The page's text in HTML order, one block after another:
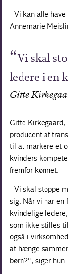
- Vi kan alle
Annemarie
Vi skal
ledere i en
Gitte
Gitte Kirkegaard,
producent af
til at markere et
kvinders
fremfor kønnet.
- Vi skal stoppe
sig. Når vi har en
kvindelige
som ikke stilles
også i
at hænge
børn?", siger hun.